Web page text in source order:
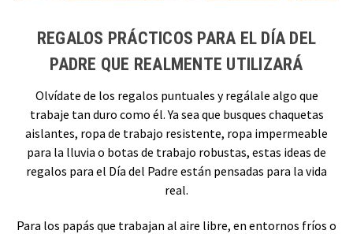
REGALOS PRÁCTICOS PARA EL DÍA DEL
PADRE QUE REALMENTE UTILIZARÁ
Olvídate de los regalos puntuales y regálale algo que
trabaje tan duro como él. Ya sea que busques chaquetas
aislantes, ropa de trabajo resistente, ropa impermeable
para la lluvia o botas de trabajo robustas, estas ideas de
regalos para el Día del Padre están pensadas para la vida
real.
Para los papás que trabajan al aire libre, en entornos fríos o